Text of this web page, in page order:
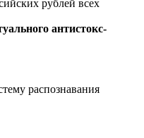
рублей всех
антистокс-
распознавания